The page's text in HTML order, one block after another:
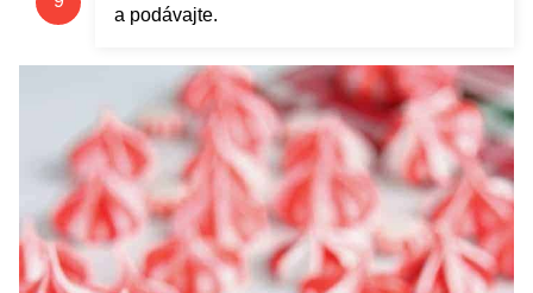
a podávajte.